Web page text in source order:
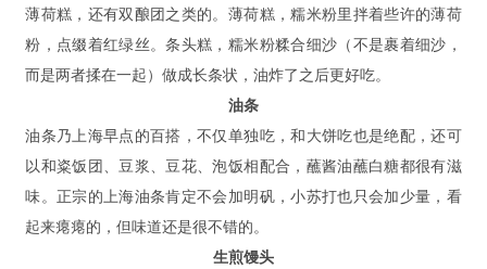
薄荷糕，还有双酿团之类的。薄荷糕，糯米粉里拌着些许的薄荷
粉，点缀着红绿丝。条头糕，糯米粉糅合细沙（不是裹着细沙，
而是两者揉在一起）做成长条状，油炸了之后更好吃。
油条
油条乃上海早点的百搭，不仅单独吃，和大饼吃也是绝配，还可
以和粢饭团、豆浆、豆花、泡饭相配合，蘸酱油蘸白糖都很有滋
味。正宗的上海油条肯定不会加明矾，小苏打也只会加少量，看
起来瘪瘪的，但味道还是很不错的。
生煎馒头